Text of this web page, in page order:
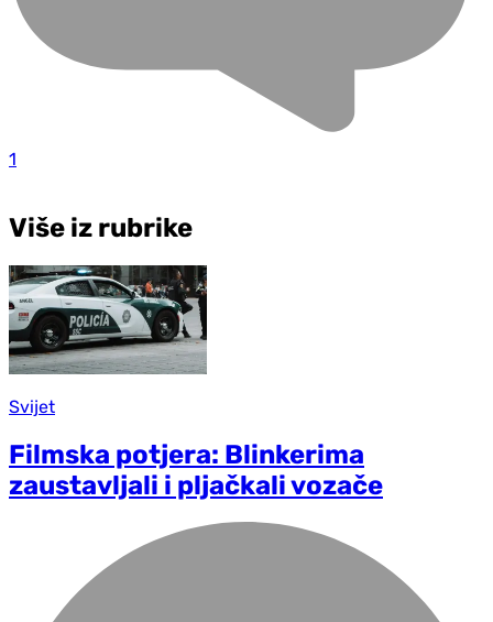
1
Više iz rubrike
Svijet
Filmska potjera: Blinkerima
zaustavljali i pljačkali vozače